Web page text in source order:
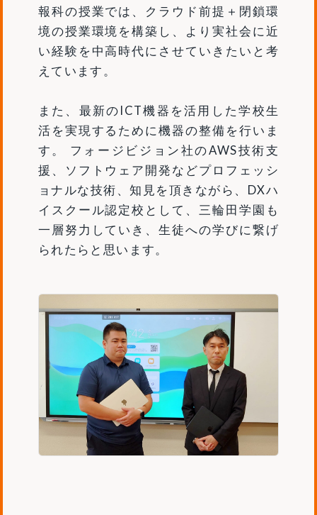
報科の授業では、クラウド前提＋閉鎖環
境の授業環境を構築し、より実社会に近
い経験を中高時代にさせていきたいと考
えています。
また、最新のICT機器を活用した学校生
活を実現するために機器の整備を行いま
す。 フォージビジョン社のAWS技術支
援、ソフトウェア開発などプロフェッシ
ョナルな技術、知見を頂きながら、DXハ
イスクール認定校として、三輪田学園も
一層努力していき、生徒への学びに繋げ
られたらと思います。